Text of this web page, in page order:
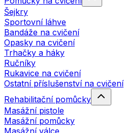
Šejkry
Sportovní láhve
Bandáže na cvičení
Opasky na cvičení
Trhačky a háky
Ručníky
Rukavice na cvičení
Ostatní příslušenství na cvičení
Rehabilitační pomůcky
Masážní pistole
Masážní pomůcky